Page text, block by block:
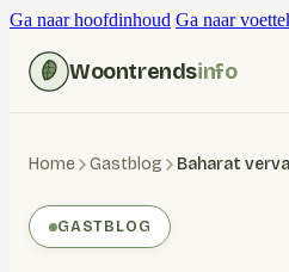
Ga naar hoofdinhoud Ga naar
Woontrendsinfo
Kruiden vervangen
Wonen
Home Gastblog
GASTBLOG